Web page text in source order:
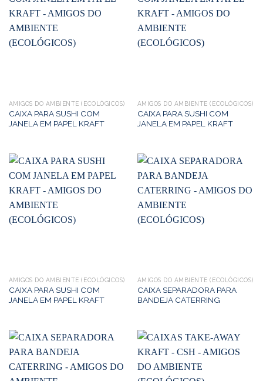
AMIGOS DO AMBIENTE (ECOLÓGICOS)
CAIXA PARA SUSHI COM
JANELA EM PAPEL KRAFT
AMIGOS DO AMBIENTE (ECOLÓGICOS)
CAIXA PARA SUSHI COM
JANELA EM PAPEL KRAFT
AMIGOS DO AMBIENTE (ECOLÓGICOS)
CAIXA PARA SUSHI COM
JANELA EM PAPEL KRAFT
AMIGOS DO AMBIENTE (ECOLÓGICOS)
CAIXA SEPARADORA PARA
BANDEJA CATERRING